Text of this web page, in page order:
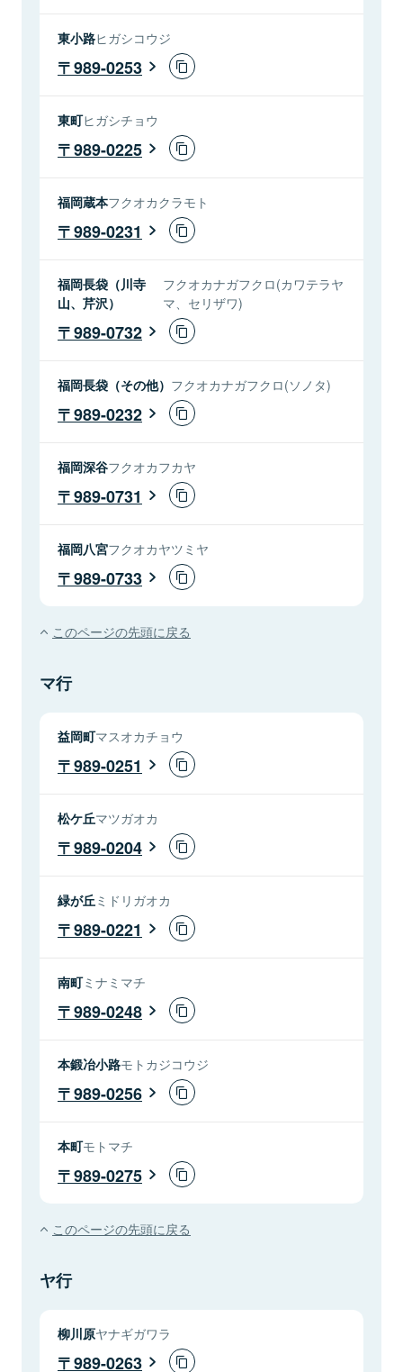
東小路ヒガシコウジ
989-0253
東町ヒガシチョウ
989-0225
福岡蔵本フクオカクラモト
989-0231
福岡長袋（川寺
山、芹沢）
フクオカナガフクロ(カワテラヤ
マ、セリザワ)
989-0732
福岡長袋（その他） フクオカナガフクロ(ソノタ)
989-0232
福岡深谷フクオカフカヤ
989-0731
福岡八宮フクオカヤツミヤ
989-0733
このページの先頭に戻る
マ行
益岡町マスオカチョウ
989-0251
松ケ丘マツガオカ
989-0204
緑が丘 ミドリガオカ
989-0221
南町ミナミマチ
989-0248
本鍛冶小路モトカジコウジ
989-0256
本町モトマチ
989-0275
このページの先頭に戻る
ヤ行
柳川原ヤナギガワラ
989-0263